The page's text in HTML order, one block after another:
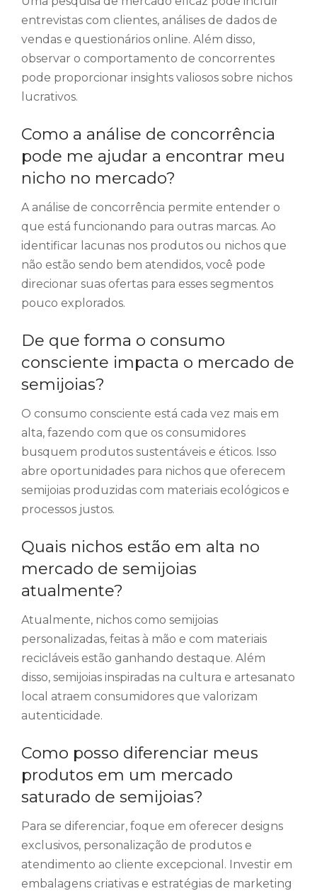
entrevistas com clientes, análises de dados de
vendas e questionários online. Além disso,
observar o comportamento de concorrentes
pode proporcionar insights valiosos sobre nichos
lucrativos.
Como a análise de concorrência
pode me ajudar a encontrar meu
nicho no mercado?
A análise de concorrência permite entender o
que está funcionando para outras marcas. Ao
identificar lacunas nos produtos ou nichos que
não estão sendo bem atendidos, você pode
direcionar suas ofertas para esses segmentos
pouco explorados.
De que forma o consumo
consciente impacta o mercado de
semijoias?
O consumo consciente está cada vez mais em
alta, fazendo com que os consumidores
busquem produtos sustentáveis e éticos. Isso
abre oportunidades para nichos que oferecem
semijoias produzidas com materiais ecológicos e
processos justos.
Quais nichos estão em alta no
mercado de semijoias
atualmente?
Atualmente, nichos como semijoias
personalizadas, feitas à mão e com materiais
recicláveis estão ganhando destaque. Além
disso, semijoias inspiradas na cultura e artesanato
local atraem consumidores que valorizam
autenticidade.
Como posso diferenciar meus
produtos em um mercado
saturado de semijoias?
Para se diferenciar, foque em oferecer designs
exclusivos, personalização de produtos e
atendimento ao cliente excepcional. Investir em
embalagens criativas e estratégias de marketing